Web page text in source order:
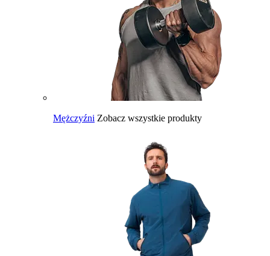
Mężczyźni Zobacz wszystkie produkty